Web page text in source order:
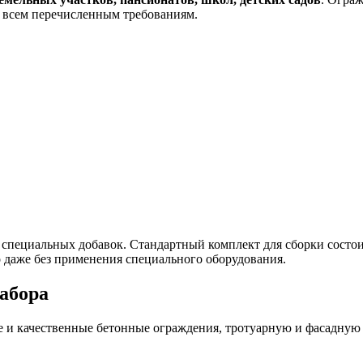
перечисленным требованиям.
добавок. Стандартный комплект для сборки
без применения специального оборудования.
качественные бетонные ограждения, тротуарную и